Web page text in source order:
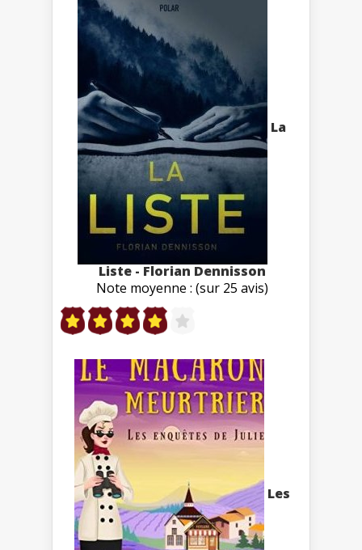
La
Liste - Florian Dennisson
Note moyenne : (sur 25 avis)
Les